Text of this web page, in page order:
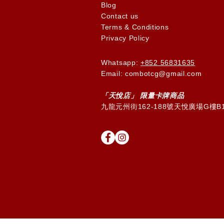
Blog
Contact us
Terms & Conditions
Privacy Policy
Whatsapp: +852 56831635
Email: combotcg@gmail.com
「天悅店」 限量卡牌商品
九龍元州街162-188號天悅廣場G樓